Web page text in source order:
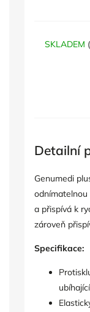
SKLADEM
Detailní
Genumedi
a přispívá k
zároveň
Specifikace: